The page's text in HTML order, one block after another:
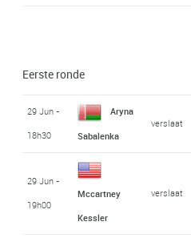
Eerste ronde
29 Jun -
18h30
Aryna
Sabalenka
verslaat
29 Jun -
19h00
Mccartney
Kessler
verslaat